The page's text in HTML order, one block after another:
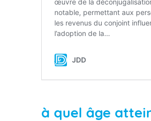
à quel âge